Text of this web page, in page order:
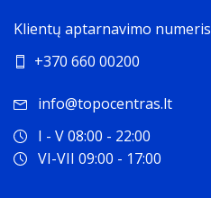
Klientų aptarnavimo numeris
+370 660 00200
info@topocentras.lt
I - V 08:00 - 22:00
VI-VII 09:00 - 17:00